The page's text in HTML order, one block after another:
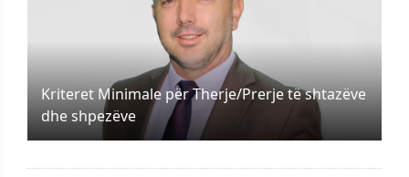
Kriteret Minimale për Therje/Prerje të shtazëve
dhe shpezëve